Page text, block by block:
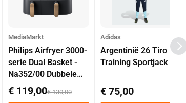
MediaMarkt
Philips Airfryer 3000-
serie Dual Basket -
Na352/00 Dubbele
Mand 9 L Tot 6
Personen
€ 119,00€ 130,00
Adidas
Argentinië 26 Tiro
Training Sportjack
€ 75,00